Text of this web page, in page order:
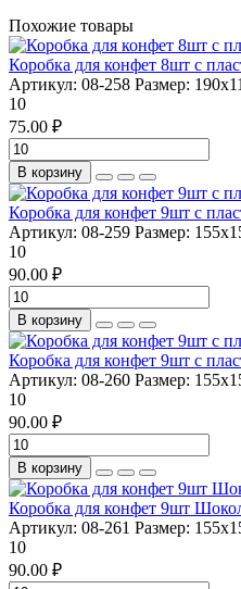
Похожие товары
Коробка для конфет 8шт с
Артикул: 08-258 Размер:
10
75.00 ₽
В корзину
Коробка для конфет 9шт с
Артикул: 08-259 Размер:
10
90.00 ₽
В корзину
Коробка для конфет 9шт с
Артикул: 08-260 Размер:
10
90.00 ₽
В корзину
Коробка для конфет 9шт
Артикул: 08-261 Размер:
10
90.00 ₽